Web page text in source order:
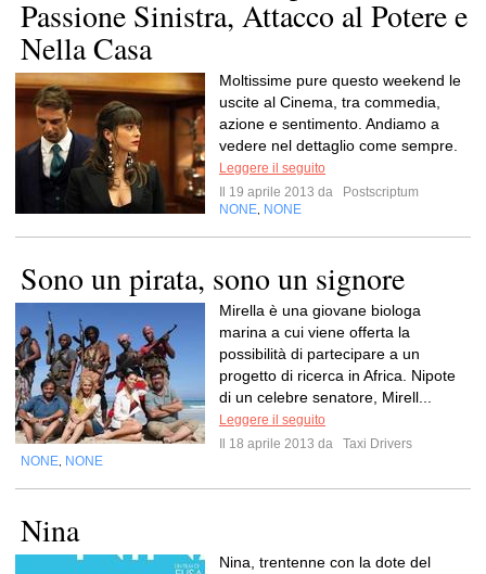
Passione Sinistra, Attacco al Potere e
Nella Casa
Moltissime pure questo weekend le
uscite al Cinema, tra commedia,
azione e sentimento. Andiamo a
vedere nel dettaglio come sempre.
Leggere il seguito
Il 19 aprile 2013 da
Postscriptum
NONE NONE
Sono un pirata, sono un signore
Mirella è una giovane biologa
marina a cui viene offerta la
possibilità di partecipare a un
progetto di ricerca in Africa. Nipote
di un celebre senatore, Mirell...
Leggere il seguito
Il 18 aprile 2013 da
Taxi Drivers
NONE NONE
Nina
Nina, trentenne con la dote del